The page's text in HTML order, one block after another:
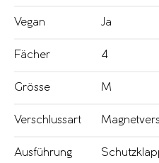
Vegan Ja
Fächer 4
Grösse M
Verschlussart
Ausführung